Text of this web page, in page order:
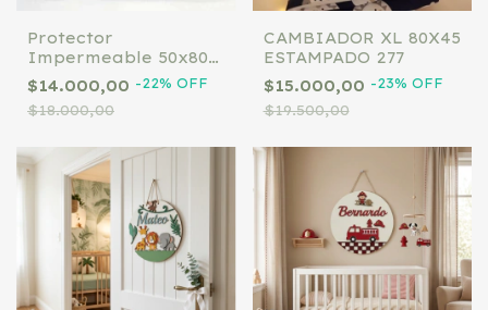
Protector
Impermeable 50x80
(colecho)
$14.000,00 -22% OFF
$18.000,00
CAMBIADOR XL 80X45
ESTAMPADO 277
$15.000,00 -23% OFF
$19.500,00